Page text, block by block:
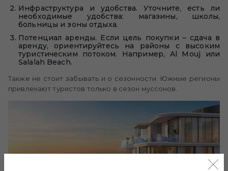
Инфраструктура и удобства. Уточните, есть ли
необходимые удобства: магазины, школы,
больницы и зоны отдыха.
Потенциал аренды. Если цель покупки – сдача в
аренду, ориентируйтесь на районы с высоким
туристическим потоком. Например, Al Mouj или
Salalah Beach.
Также не стоит забывать и о сезонности. Южные регионы
привлекают туристов только в сезон муссонов.